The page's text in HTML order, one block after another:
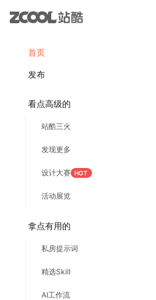
首页
发布
看点高级的
站酷三火
发现更多
设计大赛 HOT
活动展览
拿点有用的
私房提示词
精选Skill
AI工作流